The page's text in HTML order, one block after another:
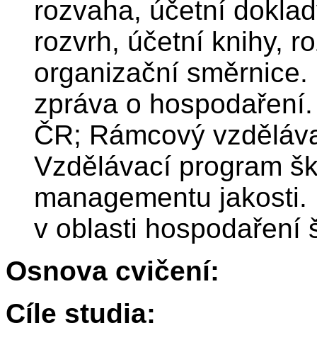
rozvaha, účetní
rozvrh, účetní knihy,
organizační
zpráva o
ČR; Rámcový
Vzdělávací program
managementu
v oblasti hospodaření
Osnova cvičení:
Cíle studia: